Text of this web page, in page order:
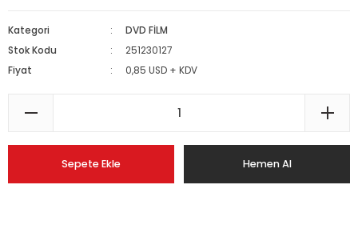
Kategori
DVD FİLM
Stok Kodu
251230127
Fiyat
0,85 USD + KDV
Sepete Ekle Hemen Al